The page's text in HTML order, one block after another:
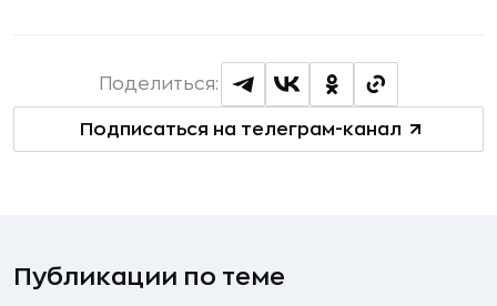
Подписаться на телеграм-канал
Поделиться:
Публикации по теме